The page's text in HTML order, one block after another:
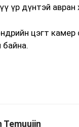
үр дүнтэй
цэгт камер
байна.
Temuujin